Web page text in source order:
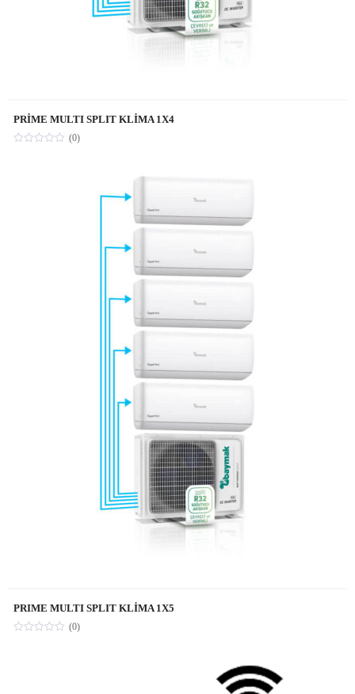
PRİME MULTI SPLIT KLİMA 1X4
(0)
PRIME MULTI SPLIT KLİMA 1X5
(0)